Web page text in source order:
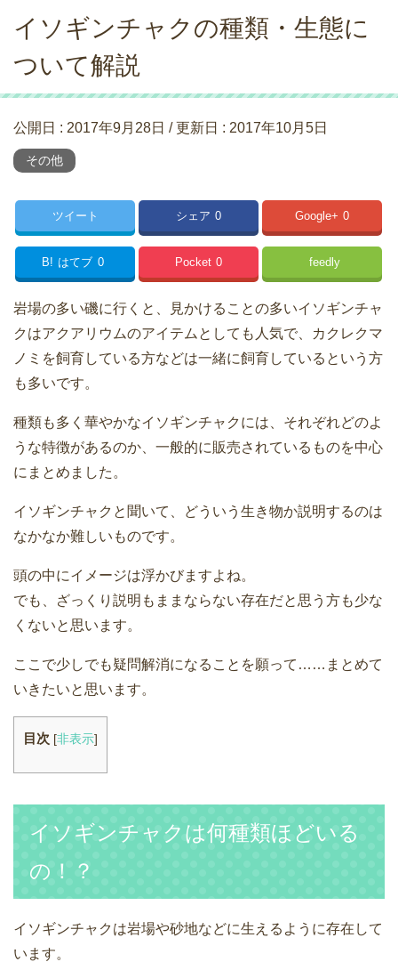
イソギンチャクの種類・生態に
ついて解説
公開日 : 2017年9月28日 / 更新日 : 2017年10月5日
その他
ツイート シェア 0 Google+ 0
B! はてブ 0 Pocket 0 feedly
岩場の多い磯に行くと、見かけることの多いイソギンチャ
クはアクアリウムのアイテムとしても人気で、カクレクマ
ノミを飼育している方などは一緒に飼育しているという方
も多いです。
種類も多く華やかなイソギンチャクには、それぞれどのよ
うな特徴があるのか、一般的に販売されているものを中心
にまとめました。
イソギンチャクと聞いて、どういう生き物か説明するのは
なかなか難しいものです。
頭の中にイメージは浮かびますよね。
でも、ざっくり説明もままならない存在だと思う方も少な
くないと思います。
ここで少しでも疑問解消になることを願って……まとめて
いきたいと思います。
目次 [非表示]
イソギンチャクは何種類ほどいる
の！？
イソギンチャクは岩場や砂地などに生えるように存在して
います。